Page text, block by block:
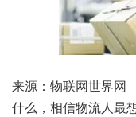
来源：物联网世界网
什么，相信物流人最